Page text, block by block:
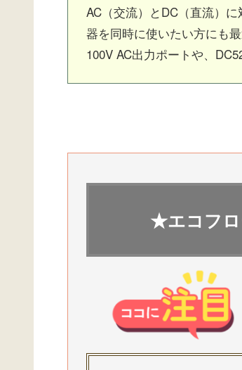
AC（交流）とDC（直流）
器を同時に使いたい方にも
100V AC出力ポートや、
★エコフ